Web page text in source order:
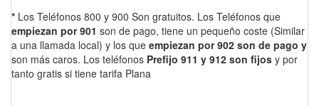
* Los Teléfonos 800 y 900 Son gratuitos. Los Teléfonos que
empiezan por 901 son de pago, tiene un pequeño coste (Similar
a una llamada local) y los que empiezan por 902 son de pago y
son más caros. Los teléfonos Prefijo 911 y 912 son fijos y por
tanto gratis si tiene tarifa Plana